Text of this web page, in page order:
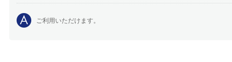
ご利用いただけます。